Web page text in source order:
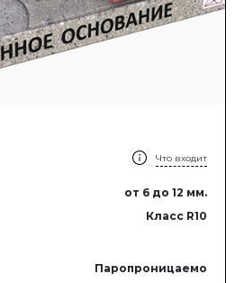
Что входит
от 6 до 12 мм.
Класс R10
Паропроницаемо